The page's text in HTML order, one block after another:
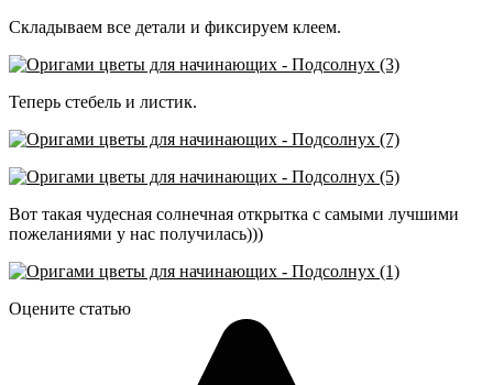
Складываем все детали и фиксируем клеем.
Теперь стебель и листик.
Вот такая чудесная солнечная открытка с самыми лучшими
пожеланиями у нас получилась)))
Оцените статью